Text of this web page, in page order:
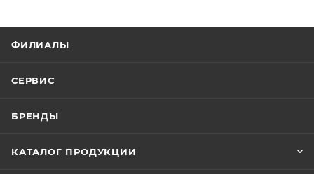
ФИЛИАЛЫ
СЕРВИС
БРЕНДЫ
КАТАЛОГ ПРОДУКЦИИ